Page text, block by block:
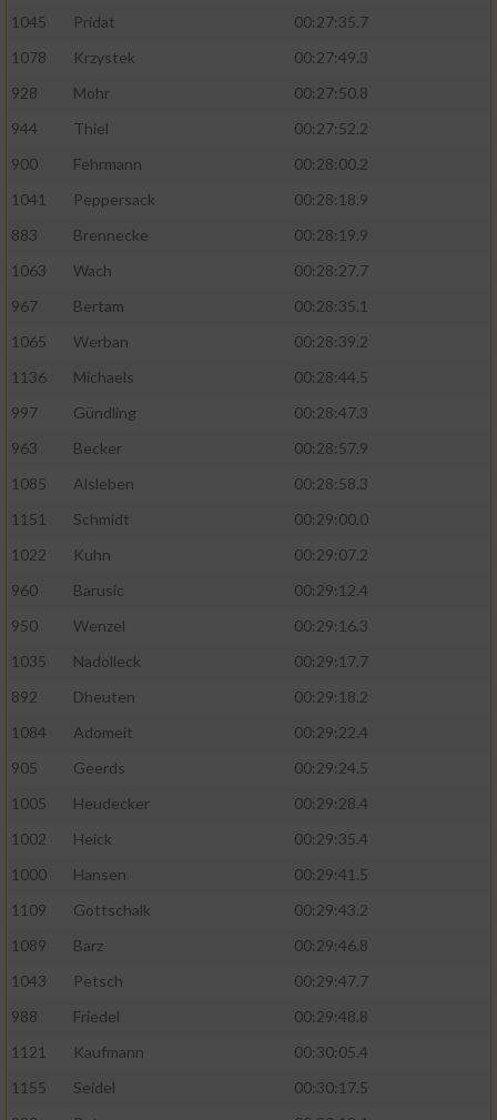
1045
Pridat
00:27:35.7
1078
Krzystek
00:27:49.3
928
Mohr
00:27:50.8
944
Thiel
00:27:52.2
900
Fehrmann
00:28:00.2
1041
Peppersack
00:28:18.9
883
Brennecke
00:28:19.9
1063
Wach
00:28:27.7
967
Bertam
00:28:35.1
1065
Werban
00:28:39.2
1136
Michaels
00:28:44.5
997
Gündling
00:28:47.3
963
Becker
00:28:57.9
1085
Alsleben
00:28:58.3
1151
Schmidt
00:29:00.0
1022
Kuhn
00:29:07.2
960
Barusic
00:29:12.4
950
Wenzel
00:29:16.3
1035
Nadolleck
00:29:17.7
892
Dheuten
00:29:18.2
1084
Adomeit
00:29:22.4
905
Geerds
00:29:24.5
1005
Heudecker
00:29:28.4
1002
Heick
00:29:35.4
1000
Hansen
00:29:41.5
1109
Gottschalk
00:29:43.2
1089
Barz
00:29:46.8
1043
Petsch
00:29:47.7
988
Friedel
00:29:48.8
1121
Kaufmann
00:30:05.4
1155
Seidel
00:30:17.5